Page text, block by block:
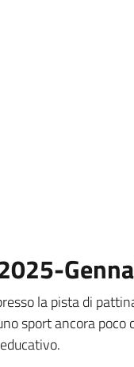
la pista di
sport ancora